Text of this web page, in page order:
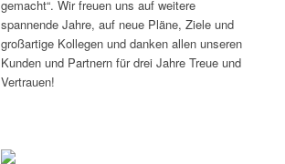
gemacht“. Wir freuen uns auf weitere
spannende Jahre, auf neue Pläne, Ziele und
großartige Kollegen und danken allen unseren
Kunden und Partnern für drei Jahre Treue und
Vertrauen!